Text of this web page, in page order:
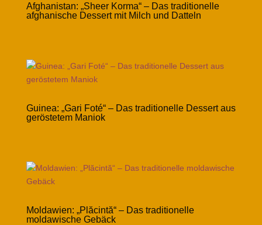
Afghanistan: „Sheer Korma“ – Das traditionelle
afghanische Dessert mit Milch und Datteln
Guinea: „Gari Foté“ – Das traditionelle Dessert aus
geröstetem Maniok
Moldawien: „Plăcintă“ – Das traditionelle
moldawische Gebäck